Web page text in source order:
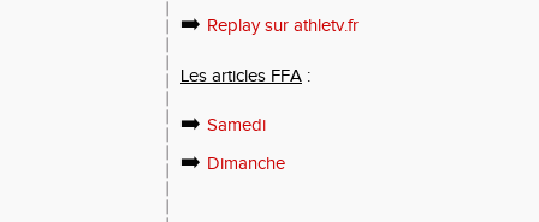
➡️ Replay sur athletv.fr
Les articles FFA :
➡️ Samedi
➡️ Dimanche